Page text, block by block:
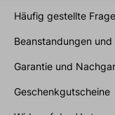
Häufig gestellte
Beanstandungen
Garantie und
Geschenkgutscheine